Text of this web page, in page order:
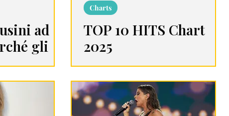
ad
gli
Charts
TOP 10 HITS Chart
2025